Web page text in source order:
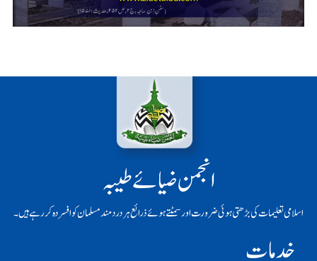
انجمن ضیائے طیبہ
اسلامی تعلیمات کی بڑھتی ہوئی ضرورت اور سمٹتے ہوئے ذرائع ہر دردمند مسلمان کو افسردہ کر رہے ہیں۔
خدمات